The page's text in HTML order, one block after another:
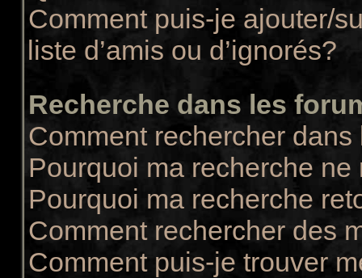
Comment puis-je ajouter/
liste d’amis ou d’ignorés?
Recherche dans les
Comment rechercher dans
Pourquoi ma recherche
Pourquoi ma recherche
Comment rechercher des
Comment puis-je trouver